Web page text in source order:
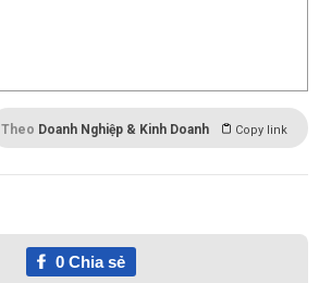
Theo Doanh Nghiệp & Kinh Doanh Copy link
0Chia sẻ